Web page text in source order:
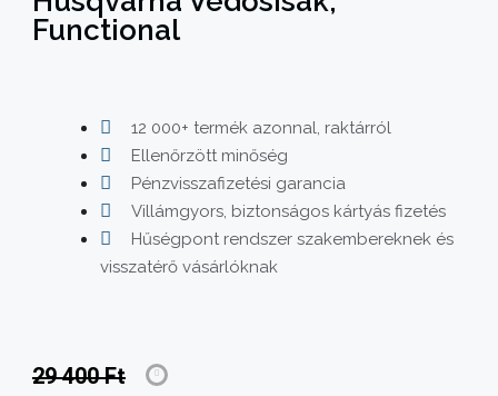
Functional
12 000+ termék azonnal, raktárról
Ellenőrzött minőség
Pénzvisszafizetési garancia
Villámgyors, biztonságos kártyás fizetés
Hűségpont rendszer szakembereknek és
visszatérő vásárlóknak
29 400Ft